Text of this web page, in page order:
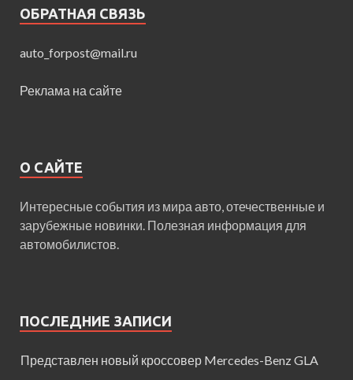
ОБРАТНАЯ СВЯЗЬ
auto_forpost@mail.ru
Реклама на сайте
О САЙТЕ
Интересные события из мира авто, отечественные и
зарубежные новинки. Полезная информация для
автомобилистов.
ПОСЛЕДНИЕ ЗАПИСИ
Представлен новый кроссовер Mercedes-Benz GLA